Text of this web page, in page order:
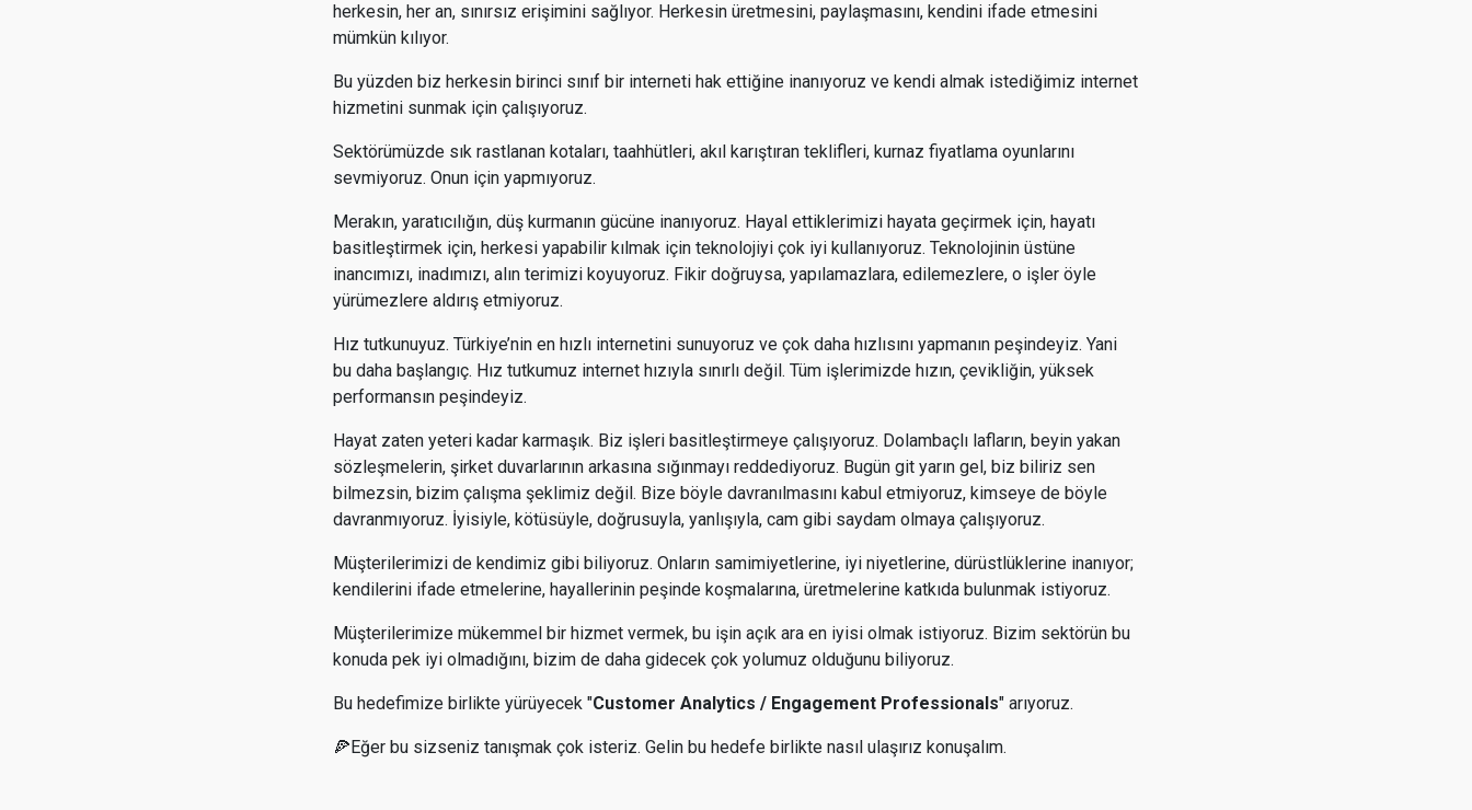
herkesin, her an, sınırsız erişimini sağlıyor. Herkesin üretmesini, paylaşmasını, kendini ifade etmesini
mümkün kılıyor.
Bu yüzden biz herkesin birinci sınıf bir interneti hak ettiğine inanıyoruz ve kendi almak istediğimiz internet
hizmetini sunmak için çalışıyoruz.
Sektörümüzde sık rastlanan kotaları, taahhütleri, akıl karıştıran teklifleri, kurnaz fiyatlama oyunlarını
sevmiyoruz. Onun için yapmıyoruz.
Merakın, yaratıcılığın, düş kurmanın gücüne inanıyoruz. Hayal ettiklerimizi hayata geçirmek için, hayatı
basitleştirmek için, herkesi yapabilir kılmak için teknolojiyi çok iyi kullanıyoruz. Teknolojinin üstüne
inancımızı, inadımızı, alın terimizi koyuyoruz. Fikir doğruysa, yapılamazlara, edilemezlere, o işler öyle
yürümezlere aldırış etmiyoruz.
Hız tutkunuyuz. Türkiye’nin en hızlı internetini sunuyoruz ve çok daha hızlısını yapmanın peşindeyiz. Yani
bu daha başlangıç. Hız tutkumuz internet hızıyla sınırlı değil. Tüm işlerimizde hızın, çevikliğin, yüksek
performansın peşindeyiz.
Hayat zaten yeteri kadar karmaşık. Biz işleri basitleştirmeye çalışıyoruz. Dolambaçlı lafların, beyin yakan
sözleşmelerin, şirket duvarlarının arkasına sığınmayı reddediyoruz. Bugün git yarın gel, biz biliriz sen
bilmezsin, bizim çalışma şeklimiz değil. Bize böyle davranılmasını kabul etmiyoruz, kimseye de böyle
davranmıyoruz. İyisiyle, kötüsüyle, doğrusuyla, yanlışıyla, cam gibi saydam olmaya çalışıyoruz.
Müşterilerimizi de kendimiz gibi biliyoruz. Onların samimiyetlerine, iyi niyetlerine, dürüstlüklerine inanıyor;
kendilerini ifade etmelerine, hayallerinin peşinde koşmalarına, üretmelerine katkıda bulunmak istiyoruz.
Müşterilerimize mükemmel bir hizmet vermek, bu işin açık ara en iyisi olmak istiyoruz. Bizim sektörün bu
konuda pek iyi olmadığını, bizim de daha gidecek çok yolumuz olduğunu biliyoruz.
Bu hedefimize birlikte yürüyecek "Customer Analytics / Engagement Professionals" arıyoruz.
🍕Eğer bu sizseniz tanışmak çok isteriz. Gelin bu hedefe birlikte nasıl ulaşırız konuşalım.